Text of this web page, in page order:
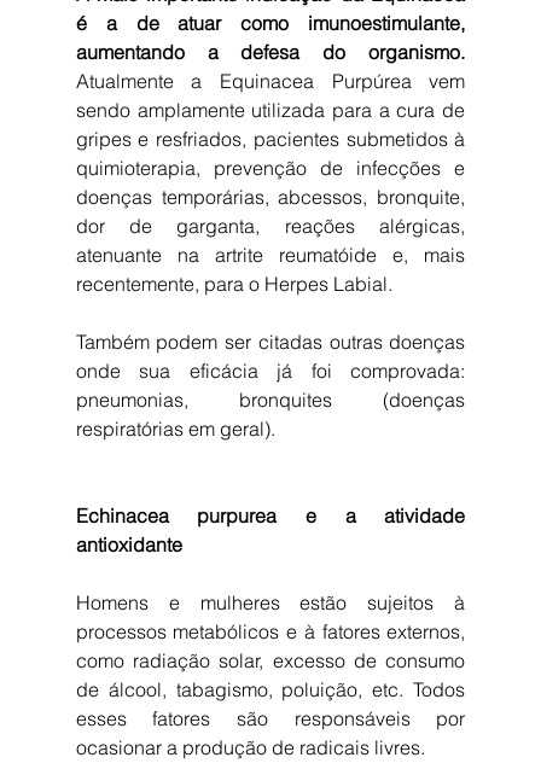
é a de atuar como imunoestimulante,
aumentando a defesa do organismo.
Atualmente a Equinacea Purpúrea vem
sendo amplamente utilizada para a cura de
gripes e resfriados, pacientes submetidos à
quimioterapia, prevenção de infecções e
doenças temporárias, abcessos, bronquite,
dor de garganta, reações alérgicas,
atenuante na artrite reumatóide e, mais
recentemente, para o Herpes Labial.
Também podem ser citadas outras doenças
onde sua eficácia já foi comprovada:
pneumonias, bronquites (doenças
respiratórias em geral).
Echinacea purpurea e a atividade
antioxidante
Homens e mulheres estão sujeitos à
processos metabólicos e à fatores externos,
como radiação solar, excesso de consumo
de álcool, tabagismo, poluição, etc. Todos
esses fatores são responsáveis por
ocasionar a produção de radicais livres.